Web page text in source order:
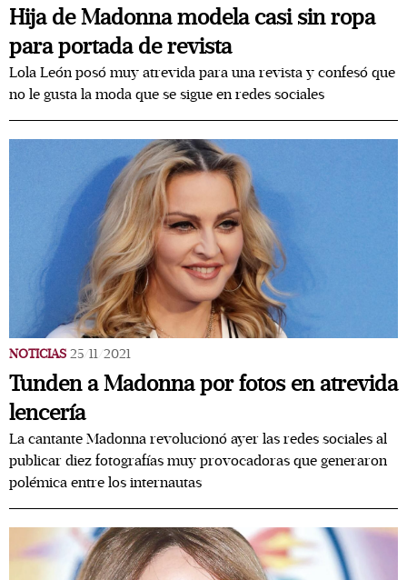
Hija de Madonna modela casi sin ropa
para portada de revista
Lola León posó muy atrevida para una revista y confesó que
no le gusta la moda que se sigue en redes sociales
NOTICIAS 25/11/2021
Tunden a Madonna por fotos en atrevida
lencería
La cantante Madonna revolucionó ayer las redes sociales al
publicar diez fotografías muy provocadoras que generaron
polémica entre los internautas